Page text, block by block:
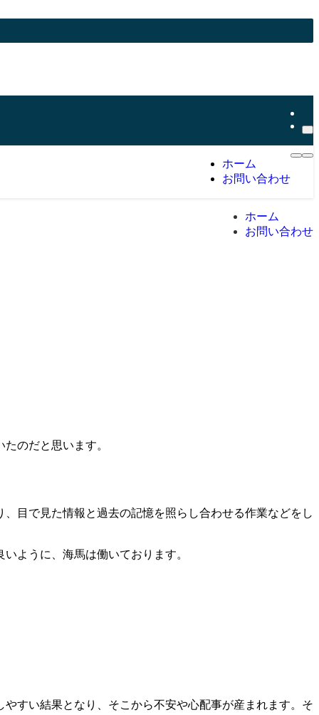
ホーム
お問い合わせ
ホーム
お問い合わせ
のだと思います。
目で見た情報と過去の記憶を照らし合わせる作業などをし
ように、海馬は働いております。
すい結果となり、そこから不安や心配事が産まれます。そ